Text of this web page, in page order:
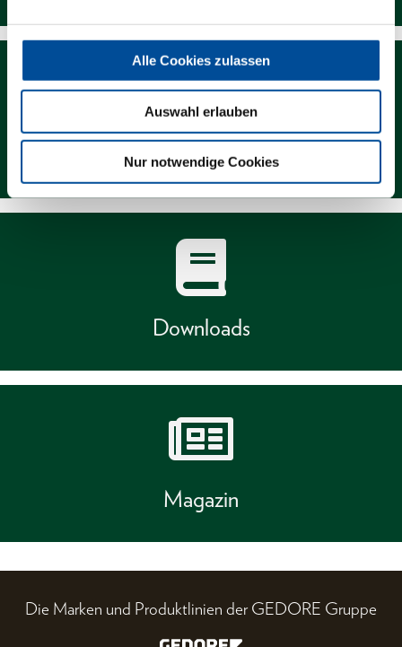
Alle Cookies zulassen
Auswahl erlauben
Nur notwendige Cookies
Händlersuche
Downloads
Magazin
Die Marken und Produktlinien der GEDORE Gruppe